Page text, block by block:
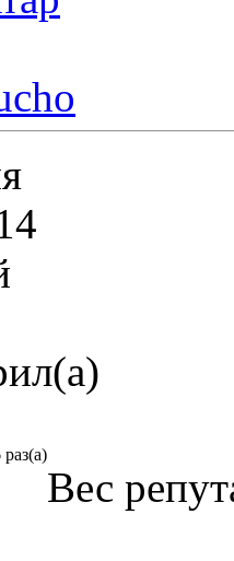
Вес